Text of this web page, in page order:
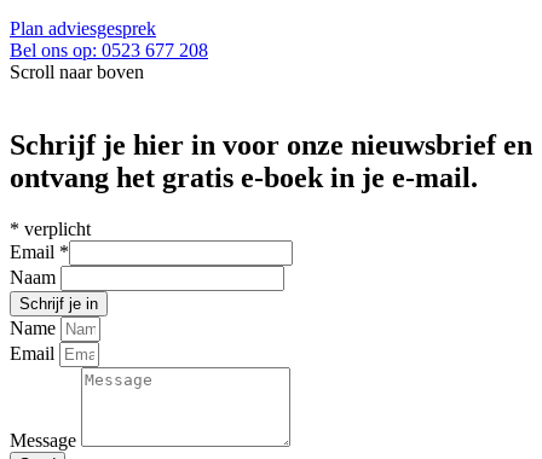
Plan adviesgesprek
Bel ons op: 0523 677 208
Scroll naar boven
Schrijf je hier in voor onze nieuwsbrief en
ontvang het gratis e-boek in je e-mail.
* verplicht
Email *
Naam
Name
Email
Message